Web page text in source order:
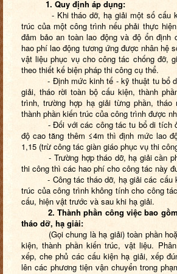
1. Quy định áp dụng:
- Khi tháo dỡ, hạ giải một số cấu
trúc của một công trình nếu phải thực
đảm bảo an toàn lao động và độ ổn định
hao phí lao động tương ứng được nhân hệ
vật liệu phục vụ cho công tác chống đỡ,
theo thiết kế biện pháp thi công cụ thể.
- Định mức kinh tế - kỹ thuật tu bổ di
giải, tháo rời toàn bộ cấu kiện, thành
trình, trường hợp hạ giải từng phần,
thành phần kiến trúc của công trình được
- Đối với các công tác tu bổ di tích ở
độ cao tăng thêm ≤4m thì định mức lao
1,15 (trừ công tác giàn giáo phục vụ thi
- Trường hợp tháo dỡ, hạ giải cần
thi công thì các hao phí cho công tác này
- Công tác tháo dỡ, hạ giải các cấu
trúc của công trình không tính cho công
cấu, hiện vật trước và sau khi hạ giải.
2. Thành phần công việc bao gồm
tháo dỡ, hạ giải:
(Gọi chung là hạ giải) toàn phần
kiện, thành phần kiến trúc, vật liệu.
xếp, che phủ các cấu kiện hạ giải, xếp
lên các phương tiện vận chuyển trong